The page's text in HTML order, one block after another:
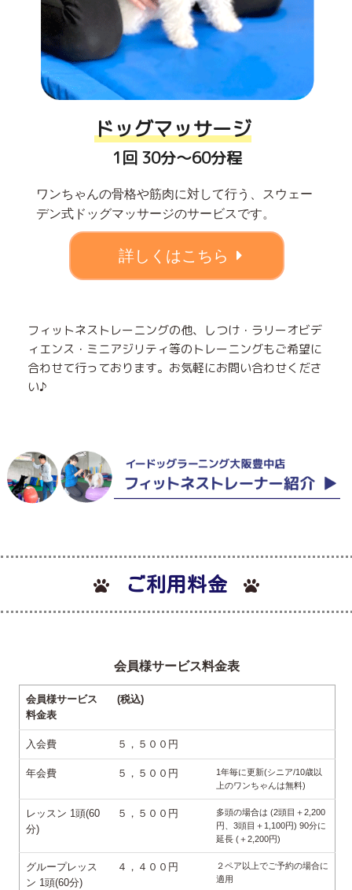
ドッグマッサージ
1回 30分〜60分程
ワンちゃんの骨格や筋肉に対して行う、スウェー
デン式ドッグマッサージのサービスです。
詳しくはこちら
フィットネストレーニングの他、しつけ・ラリーオビデ
ィエンス・ミニアジリティ等のトレーニングもご希望に
合わせて行っております。お気軽にお問い合わせくださ
い♪
ご利用料金
会員様サービス料金表
会員様サービス
料金表
(税込)
入会費 ５，５００円
年会費 ５，５００円
1年毎に更新(シニア/10歳以
上のワンちゃんは無料)
レッスン 1頭(60
分)
５，５００円
多頭の場合は (2頭目＋2,200
円、3頭目＋1,100円) 90分に
延長 (＋2,200円)
グループレッス
ン 1頭(60分)
４，４００円
２ペア以上でご予約の場合に
適用